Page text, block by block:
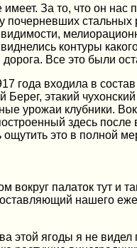
За то, что он
стальных
контуры
Все это были
года входила в
Берег, этакий
урожаи клубники.
здесь
это в полной
вокруг палаток тут и
нашего
этой ягоды я не